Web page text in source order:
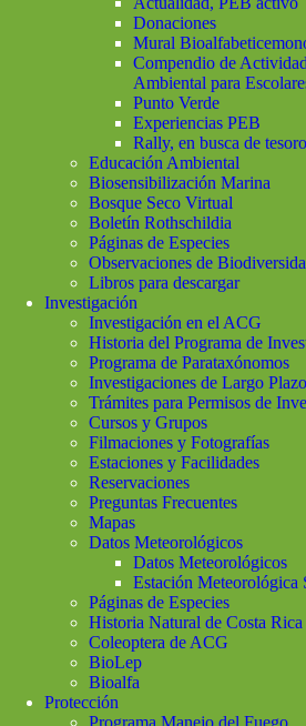
Donaciones
Mural
Compendio de
Ambiental para
Punto Verde
Experiencias PEB
Rally, en busca de
Educación Ambiental
Biosensibilización Marina
Bosque Seco Virtual
Boletín Rothschildia
Páginas de Especies
Observaciones de
Libros para descargar
Investigación
Investigación en el ACG
Historia del Programa de
Programa de Parataxónomos
Investigaciones de Largo Plazo
Trámites para Permisos de
Cursos y Grupos
Filmaciones y Fotografías
Estaciones y Facilidades
Reservaciones
Preguntas Frecuentes
Mapas
Datos Meteorológicos
Datos Meteorológicos
Estación Meteorológica
Páginas de Especies
Historia Natural de Costa Rica
Coleoptera de ACG
BioLep
Bioalfa
Protección